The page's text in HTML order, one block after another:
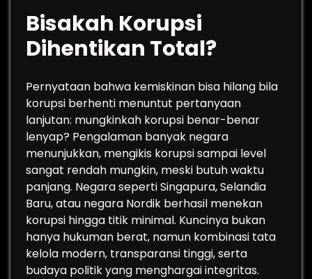
Bisakah Korupsi
Dihentikan Total?
Pernyataan bahwa kemiskinan bisa hilang bila
korupsi berhenti menuntut pertanyaan
lanjutan: mungkinkah korupsi benar-benar
lenyap? Pengalaman banyak negara
menunjukkan, mengikis korupsi sampai level
sangat rendah mungkin, meski butuh waktu
panjang. Negara seperti Singapura, Selandia
Baru, atau negara Nordik berhasil menekan
korupsi hingga titik minimal. Kuncinya bukan
hanya hukuman berat, namun kombinasi tata
kelola modern, transparansi tinggi, serta
budaya politik yang menghargai integritas.